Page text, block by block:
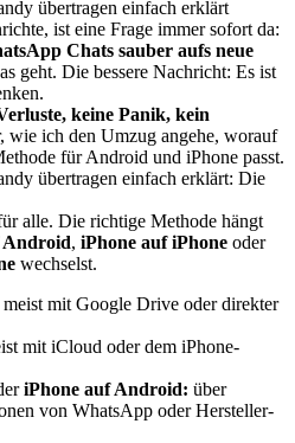
übertragen einfach erklärt
ist eine Frage immer sofort da:
Chats sauber aufs neue
geht. Die bessere Nachricht: Es ist
keine Panik, kein
wie ich den Umzug angehe, worauf
für Android und iPhone passt.
übertragen einfach erklärt: Die
alle. Die richtige Methode hängt
, iPhone auf iPhone oder
wechselst.
meist mit Google Drive oder direkter
mit iCloud oder dem iPhone-
iPhone auf Android: über
von WhatsApp oder Hersteller-